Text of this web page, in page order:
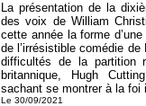
La présentation de la
des voix de William
cette année la forme
de l’irrésistible comédie
difficultés de la partition
britannique, Hugh
sachant se montrer à la foi
Le 30/09/2021